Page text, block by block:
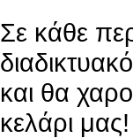
Σε κάθε
και θα
κελάρι μας!